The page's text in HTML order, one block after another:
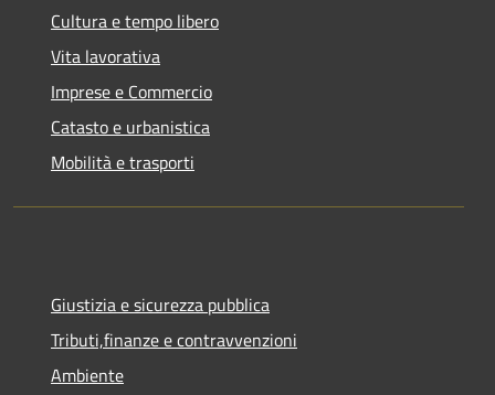
Cultura e tempo libero
Vita lavorativa
Imprese e Commercio
Catasto e urbanistica
Mobilità e trasporti
Giustizia e sicurezza pubblica
Tributi,finanze e contravvenzioni
Ambiente